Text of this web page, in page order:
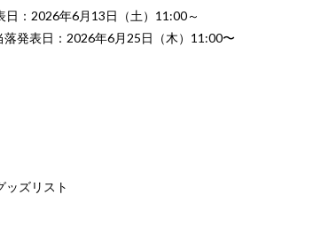
日：2026年6月13日（土）11:00～
発表日：2026年6月25日（木）11:00〜
ッズリスト